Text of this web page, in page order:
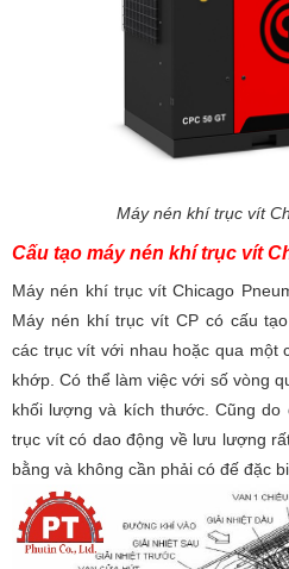
Máy nén khí trục vít
Cấu tạo máy nén khí trục vít
Máy nén khí trục vít Chicago
Máy nén khí trục vít CP có cấu
các trục vít với nhau hoặc qua một
khớp. Có thể làm việc với số vòng
khối lượng và kích thước. Cũng
trục vít có dao động về lưu lượng
bằng và không cần phải có đế đặc